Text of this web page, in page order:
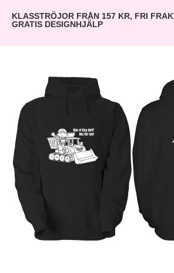
KLASSTRÖJOR FRÅN 157 KR, FRI
GRATIS DESIGNHJÄLP